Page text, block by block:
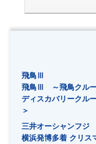
飛鳥Ⅲ
飛鳥Ⅲ ～飛鳥クルー
ディスカバリークル
＞
三井オーシャンフジ
横浜発博多着 クリ